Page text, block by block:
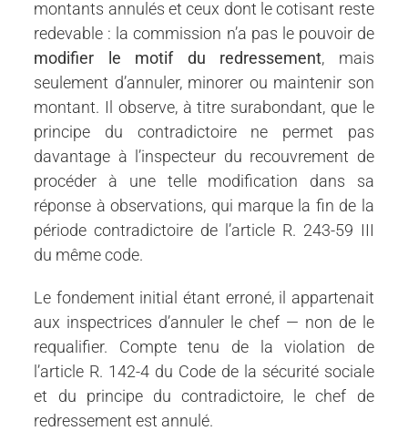
montants annulés et ceux dont le cotisant reste
redevable : la commission n’a pas le pouvoir de
modifier le motif du redressement, mais
seulement d’annuler, minorer ou maintenir son
montant. Il observe, à titre surabondant, que le
principe du contradictoire ne permet pas
davantage à l’inspecteur du recouvrement de
procéder à une telle modification dans sa
réponse à observations, qui marque la fin de la
période contradictoire de l’article R. 243-59 III
du même code.
Le fondement initial étant erroné, il appartenait
aux inspectrices d’annuler le chef — non de le
requalifier. Compte tenu de la violation de
l’article R. 142-4 du Code de la sécurité sociale
et du principe du contradictoire, le chef de
redressement est annulé.